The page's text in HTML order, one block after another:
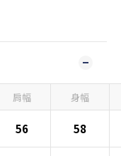
肩幅 身幅
56 58